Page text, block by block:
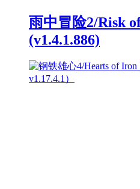
雨中冒险2/Risk
(v1.4.1.886)